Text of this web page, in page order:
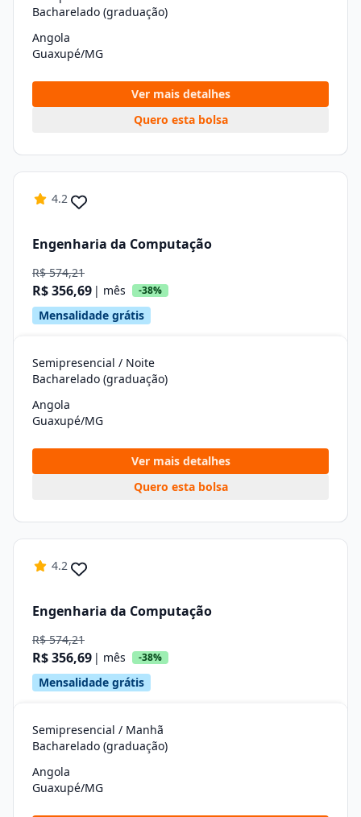
Bacharelado (graduação)
Angola
Guaxupé/MG
Ver mais detalhes
Quero esta bolsa
4.2
Engenharia da Computação
R$ 574,21
R$ 356,69 | mês -38%
Mensalidade grátis
Semipresencial / Noite
Bacharelado (graduação)
Angola
Guaxupé/MG
Ver mais detalhes
Quero esta bolsa
4.2
Engenharia da Computação
R$ 574,21
R$ 356,69 | mês -38%
Mensalidade grátis
Semipresencial / Manhã
Bacharelado (graduação)
Angola
Guaxupé/MG